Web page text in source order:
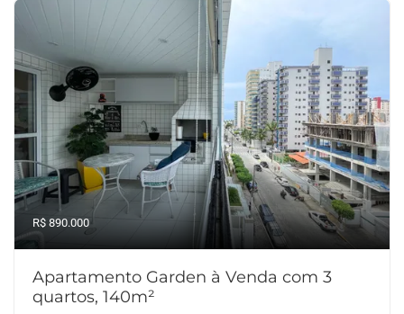
R$ 890.000
Apartamento Garden à Venda com 3
quartos, 140m²